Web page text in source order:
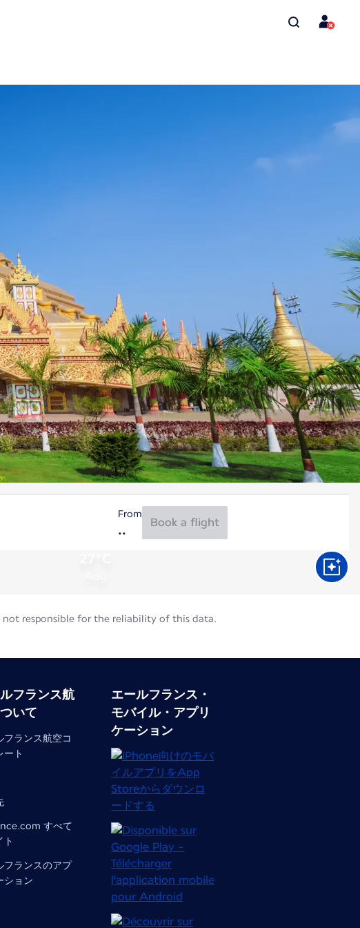
From
Book a flight
responsible for the reliability of this data.
フランス航
いて
フランス航空コ
ート
すべて
ト
フランスのアプ
ション
エールフランス・
モバイル・アプリ
ケーション